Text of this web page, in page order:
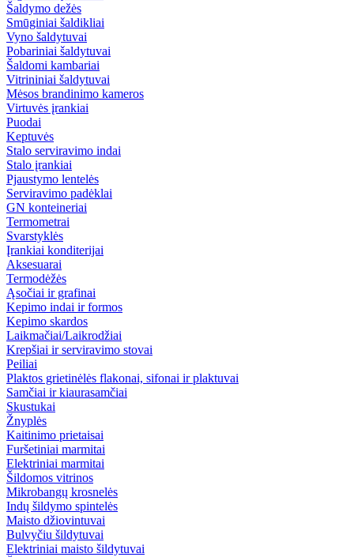
Šaldymo dežės
Smūginiai šaldikliai
Vyno šaldytuvai
Pobariniai šaldytuvai
Šaldomi kambariai
Vitrininiai šaldytuvai
Mėsos brandinimo kameros
Virtuvės įrankiai
Puodai
Keptuvės
Stalo serviravimo indai
Stalo įrankiai
Pjaustymo lentelės
Serviravimo padėklai
GN konteineriai
Termometrai
Svarstyklės
Įrankiai konditerijai
Aksesuarai
Termodėžės
Ąsočiai ir grafinai
Kepimo indai ir formos
Kepimo skardos
Laikmačiai/Laikrodžiai
Krepšiai ir serviravimo stovai
Peiliai
Plaktos grietinėlės flakonai, sifonai ir plaktuvai
Samčiai ir kiaurasamčiai
Skustukai
Žnyplės
Kaitinimo prietaisai
Furšetiniai marmitai
Elektriniai marmitai
Šildomos vitrinos
Mikrobangų krosnelės
Indų šildymo spintelės
Maisto džiovintuvai
Bulvyčiu šildytuvai
Elektriniai maisto šildytuvai